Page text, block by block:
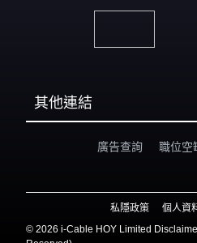
其他連結
廣告查詢 職位空
私隱政策
個人資
© 2026 i-Cable HOY Limited